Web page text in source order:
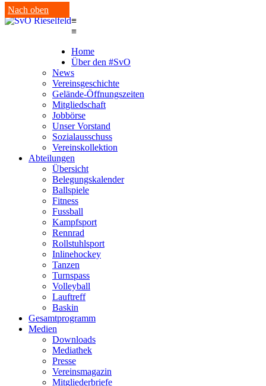
Nach oben
≡
≡
Home
Über den #SvO
News
Vereinsgeschichte
Gelände-Öffnungszeiten
Mitgliedschaft
Jobbörse
Unser Vorstand
Sozialausschuss
Vereinskollektion
Abteilungen
Übersicht
Belegungskalender
Ballspiele
Fitness
Fussball
Kampfsport
Rennrad
Rollstuhlsport
Inlinehockey
Tanzen
Turnspass
Volleyball
Lauftreff
Baskin
Gesamtprogramm
Medien
Downloads
Mediathek
Presse
Vereinsmagazin
Mitgliederbriefe